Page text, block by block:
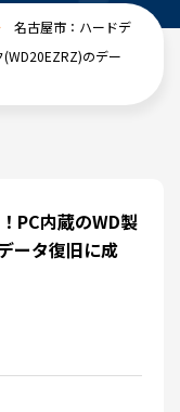
名古屋市：ハードデ
のデー
PC内蔵のWD製
ータ復旧に成